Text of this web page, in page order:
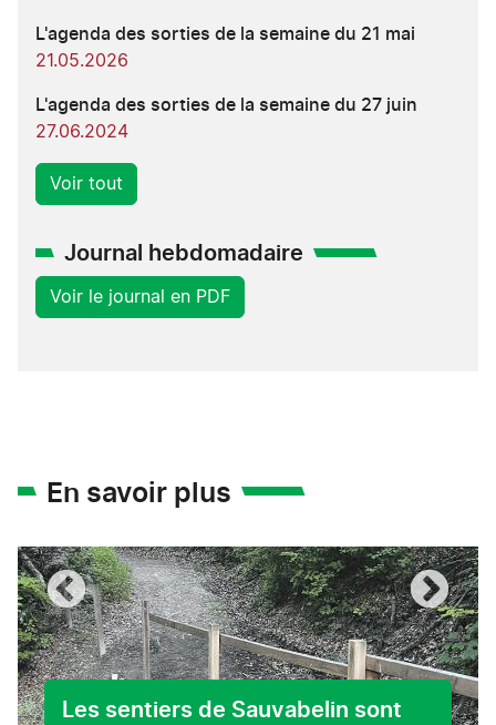
L'agenda des sorties de la semaine du 21 mai
21.05.2026
L'agenda des sorties de la semaine du 27 juin
27.06.2024
Voir tout
Journal hebdomadaire
Voir le journal en PDF
En savoir plus
Les sentiers de Sauvabelin sont